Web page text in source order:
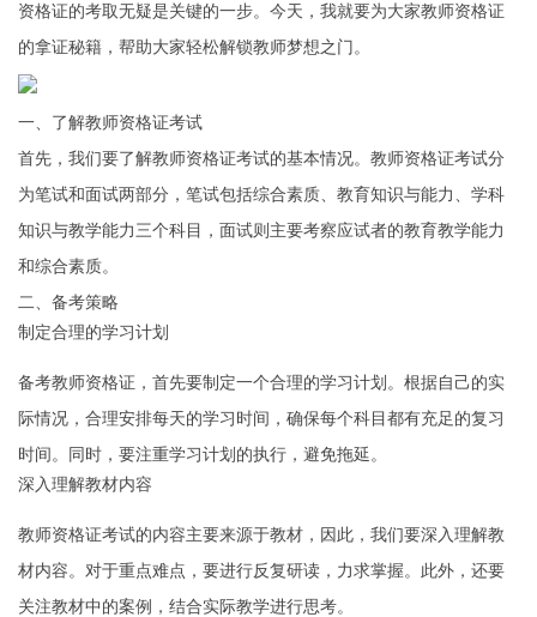
资格证的考取无疑是关键的一步。今天，我就要为大家教师资格证
的拿证秘籍，帮助大家轻松解锁教师梦想之门。
一、了解教师资格证考试
首先，我们要了解教师资格证考试的基本情况。教师资格证考试分
为笔试和面试两部分，笔试包括综合素质、教育知识与能力、学科
知识与教学能力三个科目，面试则主要考察应试者的教育教学能力
和综合素质。
二、备考策略
制定合理的学习计划
备考教师资格证，首先要制定一个合理的学习计划。根据自己的实
际情况，合理安排每天的学习时间，确保每个科目都有充足的复习
时间。同时，要注重学习计划的执行，避免拖延。
深入理解教材内容
教师资格证考试的内容主要来源于教材，因此，我们要深入理解教
材内容。对于重点难点，要进行反复研读，力求掌握。此外，还要
关注教材中的案例，结合实际教学进行思考。